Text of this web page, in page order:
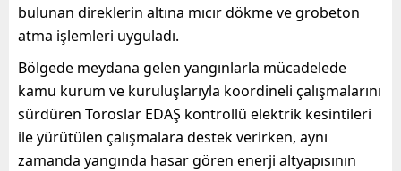
bulunan direklerin altına mıcır dökme ve grobeton
atma işlemleri uyguladı.
Bölgede meydana gelen yangınlarla mücadelede
kamu kurum ve kuruluşlarıyla koordineli çalışmalarını
sürdüren Toroslar EDAŞ kontrollü elektrik kesintileri
ile yürütülen çalışmalara destek verirken, aynı
zamanda yangında hasar gören enerji altyapısının